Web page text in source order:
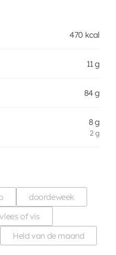
470 kcal
11 g
84 g
8 g
2 g
doordeweek
of vis
Held van de maand